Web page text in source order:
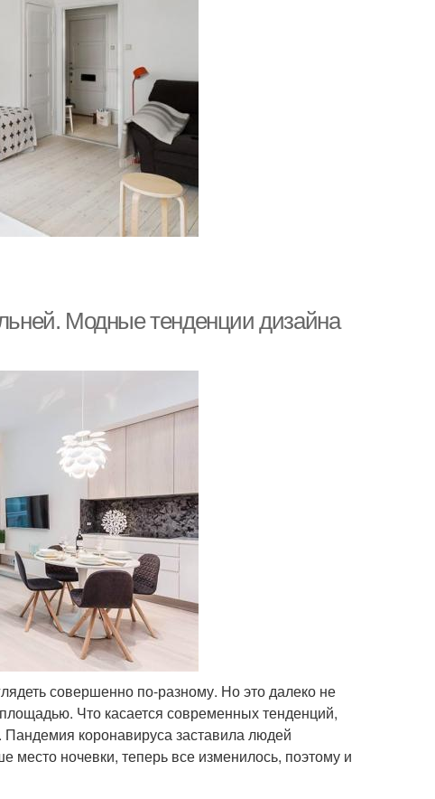
Модные тенденции дизайна
совершенно по-разному. Но это далеко не
Что касается современных тенденций,
коронавируса заставила людей
ночевки, теперь все изменилось, поэтому и